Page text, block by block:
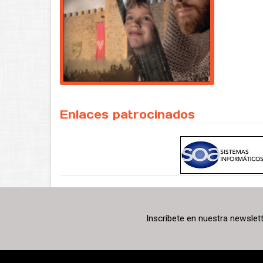
Enlaces patrocinados
Inscríbete en nuestra